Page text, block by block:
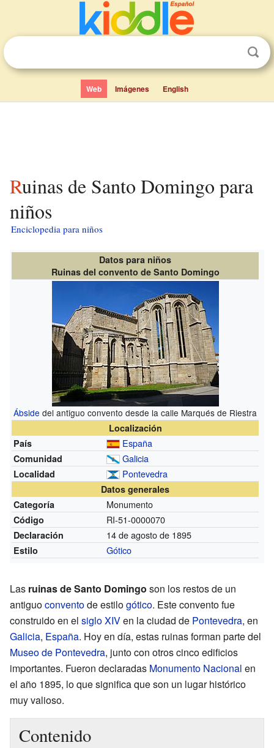
Web Imágenes English
Ruinas de Santo Domingo para
niños
Enciclopedia para niños
Datos para niños
Ruinas del convento de Santo Domingo
Ábside del antiguo convento desde la calle Marqués de Riestra
Localización
País
España
Comunidad Galicia
Localidad Pontevedra
Datos generales
Categoría
Monumento
Código RI-51-0000070
Declaración 14 de agosto de 1895
Estilo Gótico
Las ruinas de Santo Domingo son los restos de un
antiguoconventode estilogótico. Este convento fue
construido en el siglo XIVen la ciudad de Pontevedra, en
Galicia, España. Hoy en día, estas ruinas forman parte del
Museo de Pontevedra, junto con otros cinco edificios
importantes. Fueron declaradas Monumento Nacional en
el año 1895, lo que significa que son un lugar histórico
muy valioso.
Contenido